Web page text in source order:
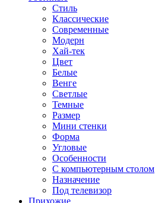
Стиль
Классические
Современные
Модерн
Хай-тек
Цвет
Белые
Венге
Светлые
Темные
Размер
Мини стенки
Форма
Угловые
Особенности
С компьютерным столом
Назначение
Под телевизор
Прихожие